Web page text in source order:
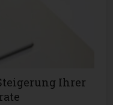
Ihrer